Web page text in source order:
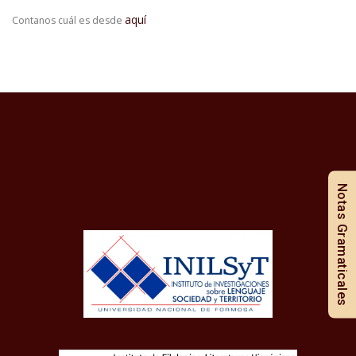
Contanos cuál es desde aquí
Notas Gramaticales